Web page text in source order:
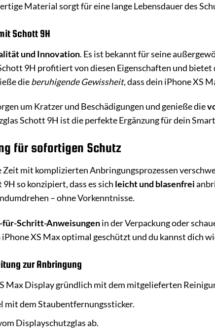
Material sorgt für eine lange Lebensdauer des
Schott 9H
und Innovation. Es ist bekannt für seine
9H profitiert von diesen Eigenschaften und bietet
dieberuhigende Gewissheit, dass dein iPhone XS
um Kratzer und Beschädigungen und genieße die
Schott 9H ist die perfekte Ergänzung für dein
für sofortigen Schutz
Zeit mit komplizierten Anbringungsprozessen
so konzipiert, dass es sich leicht und blasenfrei
– ohne Vorkenntnisse.
Schritt-Anweisungenin der Verpackung oder
XS Max optimal geschützt und du kannst dich
zur Anbringung
Max Display gründlich mit dem mitgelieferten
mit dem Staubentfernungssticker.
Displayschutzglas ab.